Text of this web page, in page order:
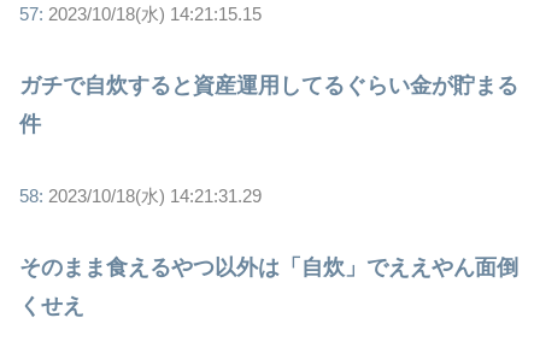
57: 2023/10/18(水) 14:21:15.15
ガチで自炊すると資産運用してるぐらい金が貯まる
件
58: 2023/10/18(水) 14:21:31.29
そのまま食えるやつ以外は「自炊」でええやん面倒
くせえ